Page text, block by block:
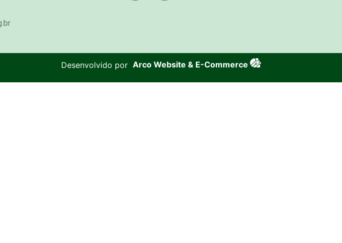
Desenvolvido por Arco Website & E-Commerce